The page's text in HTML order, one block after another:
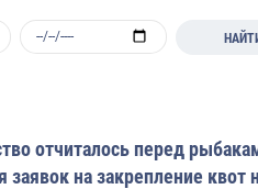
отчиталось перед
заявок на закрепление квот